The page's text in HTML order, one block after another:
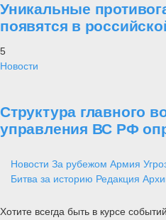
Уникальные
появятся в
5
Новости
Структура главного
управления ВС РФ
Новости За рубежом Армия
Битва за историю Редакция
Хотите всегда быть в курсе